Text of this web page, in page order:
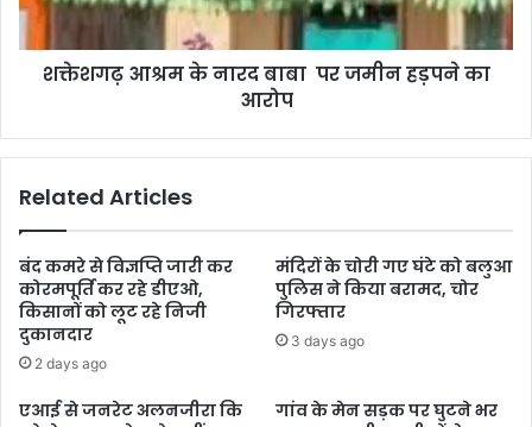
शक्तेशगढ़ आश्रम के नारद बाबा पर जमीन हड़पने का
आरोप
Related Articles
बंद कमरे से विज्ञप्ति जारी कर
कोरमपूर्ति कर रहे डीएओ,
किसानों को लूट रहे निजी
दुकानदार
2 days ago
मंदिरों के चोरी गए घंटे को बलुआ
पुलिस ने किया बरामद, चोर
गिरफ्तार
3 days ago
एआई से जनरेट अलनजीरा कि
गांव के मेन सड़क पर घुटने भर